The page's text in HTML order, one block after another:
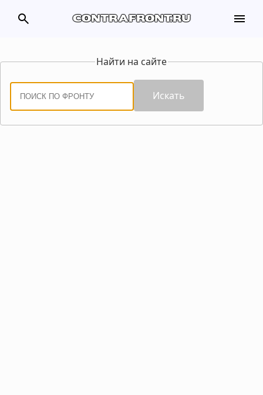
search contrafront.ru menu
Найти на сайте
Искать